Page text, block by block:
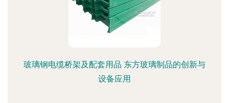
玻璃钢电缆桥架及配套用品 东方玻璃制品的创新与
设备应用